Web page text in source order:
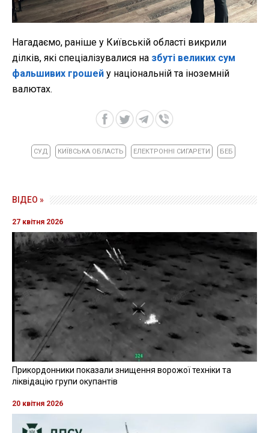
Нагадаємо, раніше у Київській області викрили
ділків, які спеціалізувалися на збуті великих сум
фальшивих грошей у національній та іноземній
валютах.
СУД КИЇВСЬКА ОБЛАСТЬ ЕЛЕКТРОННІ СИГАРЕТИ БЕБ
ВІДЕО »
27 квітня 2026
Прикордонники показали знищення ворожої техніки та
ліквідацію групи окупантів
20 квітня 2026